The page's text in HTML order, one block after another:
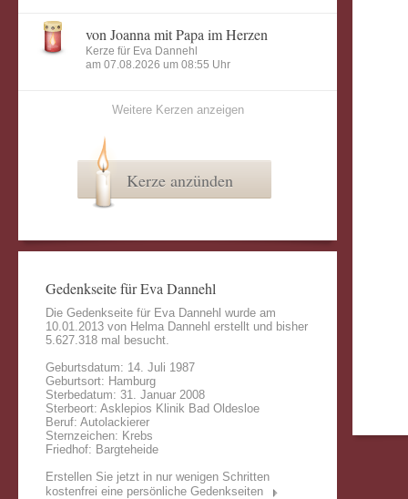
von Joanna mit Papa im Herzen
Kerze für Eva Dannehl
am 07.08.2026 um 08:55 Uhr
Weitere Kerzen anzeigen
Kerze anzünden
Gedenkseite für Eva Dannehl
Die Gedenkseite für Eva Dannehl wurde am
10.01.2013 von Helma Dannehl erstellt und bisher
5.627.318 mal besucht.
Geburtsdatum: 14. Juli 1987
Geburtsort: Hamburg
Sterbedatum: 31. Januar 2008
Sterbeort: Asklepios Klinik Bad Oldesloe
Beruf: Autolackierer
Sternzeichen: Krebs
Friedhof: Bargteheide
Erstellen Sie jetzt in nur wenigen Schritten
kostenfrei eine persönliche Gedenkseiten